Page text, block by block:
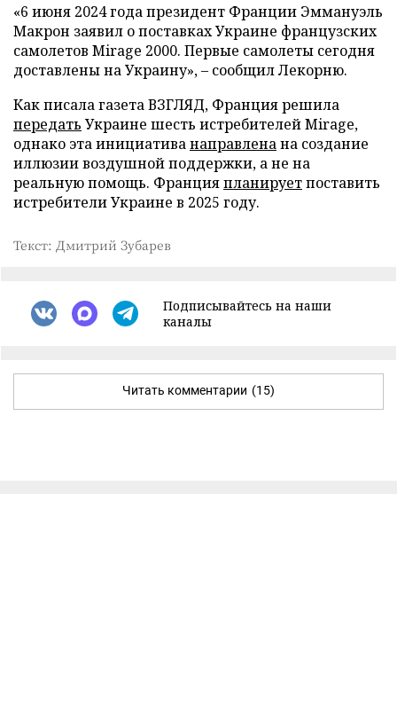
«6 июня 2024 года президент Франции Эммануэль
Макрон заявил о поставках Украине французских
самолетов Mirage 2000. Первые самолеты сегодня
доставлены на Украину», – сообщил Лекорню.
Как писала газета ВЗГЛЯД, Франция решила
передать Украине шесть истребителей Mirage,
однако эта инициативанаправленана создание
иллюзии воздушной поддержки, а не на
реальную помощь. Францияпланируетпоставить
истребители Украине в 2025 году.
Текст: Дмитрий Зубарев
Подписывайтесь на наши
каналы
Читать комментарии (15)